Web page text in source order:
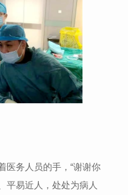
医务人员的手，“谢谢你
平易近人，处处为病人